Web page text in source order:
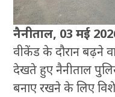
नैनीताल, 03 मई
वीकेंड के दौरान बढ़ने
देखते हुए नैनीताल
बनाए रखने के लिए